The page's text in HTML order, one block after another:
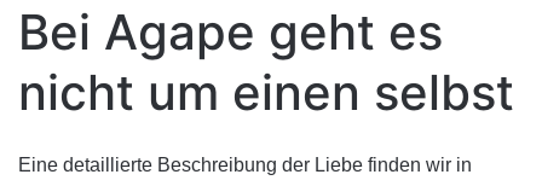
Bei Agape geht es
nicht um einen selbst
Eine detaillierte Beschreibung der Liebe finden wir in